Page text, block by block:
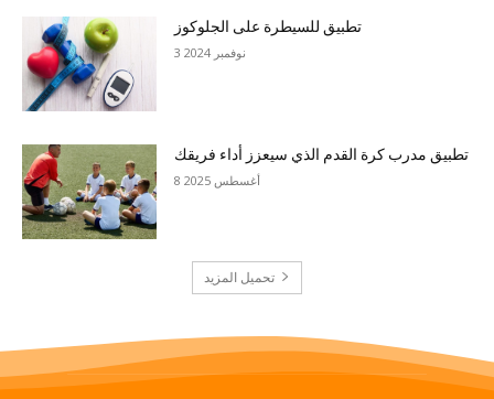
تطبيق للسيطرة على الجلوكوز
3 نوفمبر 2024
تطبيق مدرب كرة القدم الذي سيعزز أداء فريقك
8 أغسطس 2025
تحميل المزيد